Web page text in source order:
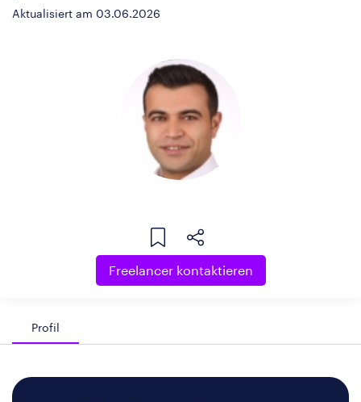
Aktualisiert am 03.06.2026
Freelancer kontaktieren
Profil